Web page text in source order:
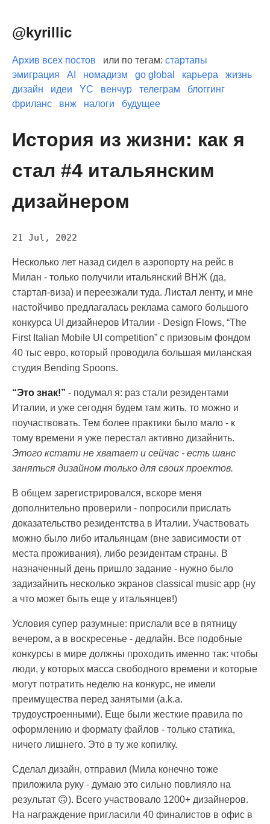
@kyrillic
Архив всех постов или по тегам: стартапы
эмиграция
AI номадизм go global карьера
жизнь
дизайн
идеи YC венчур телеграм
блоггинг
фриланс
внж налоги будущее
История из жизни: как я
стал #4 итальянским
дизайнером
21 Jul, 2022
Несколько лет назад сидел в аэропорту на рейс в
Милан - только получили итальянский ВНЖ (да,
стартап-виза) и переезжали туда. Листал ленту, и мне
настойчиво предлагалась реклама самого большого
конкурса UI дизайнеров Италии - Design Flows, “The
First Italian Mobile UI competition” с призовым фондом
40 тыс евро, который проводила большая миланская
студия Bending Spoons.
“Это знак!” - подумал я: раз стали резидентами
Италии, и уже сегодня будем там жить, то можно и
поучаствовать. Тем более практики было мало - к
тому времени я уже перестал активно дизайнить.
Этого кстати не хватает и сейчас - есть шанс
заняться дизайном только для своих проектов.
В общем зарегистрировался, вскоре меня
дополнительно проверили - попросили прислать
доказательство резидентства в Италии. Участвовать
можно было либо итальянцам (вне зависимости от
места проживания), либо резидентам страны. В
назначенный день пришло задание - нужно было
задизайнить несколько экранов classical music app (ну
а что может быть еще у итальянцев!)
Условия супер разумные: прислали все в пятницу
вечером, а в воскресенье - дедлайн. Все подобные
конкурсы в мире должны проходить именно так: чтобы
люди, у которых масса свободного времени и которые
могут потратить неделю на конкурс, не имели
преимущества перед занятыми (a.k.a.
трудоустроенными). Еще были жесткие правила по
оформлению и формату файлов - только статика,
ничего лишнего. Это в ту же копилку.
Сделал дизайн, отправил (Мила конечно тоже
приложила руку - думаю это сильно повлияло на
результат 🙃). Всего участвовало 1200+ дизайнеров.
На награждение пригласили 40 финалистов в офис в